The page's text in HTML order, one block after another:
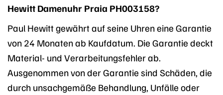
Hewitt Damenuhr Praia PH003158?
Paul Hewitt gewährt auf seine Uhren eine Garantie
von 24 Monaten ab Kaufdatum. Die Garantie deckt
Material- und Verarbeitungsfehler ab.
Ausgenommen von der Garantie sind Schäden, die
durch unsachgemäße Behandlung, Unfälle oder